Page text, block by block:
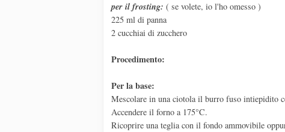
per il frosting: ( se volete, io l'ho omesso )
225 ml di panna
2 cucchiai di zucchero
Procedimento:
Per la base:
Mescolare in una ciotola il burro fuso intiepidito
Accendere il forno a 175°C.
Ricoprire una teglia con il fondo ammovibile